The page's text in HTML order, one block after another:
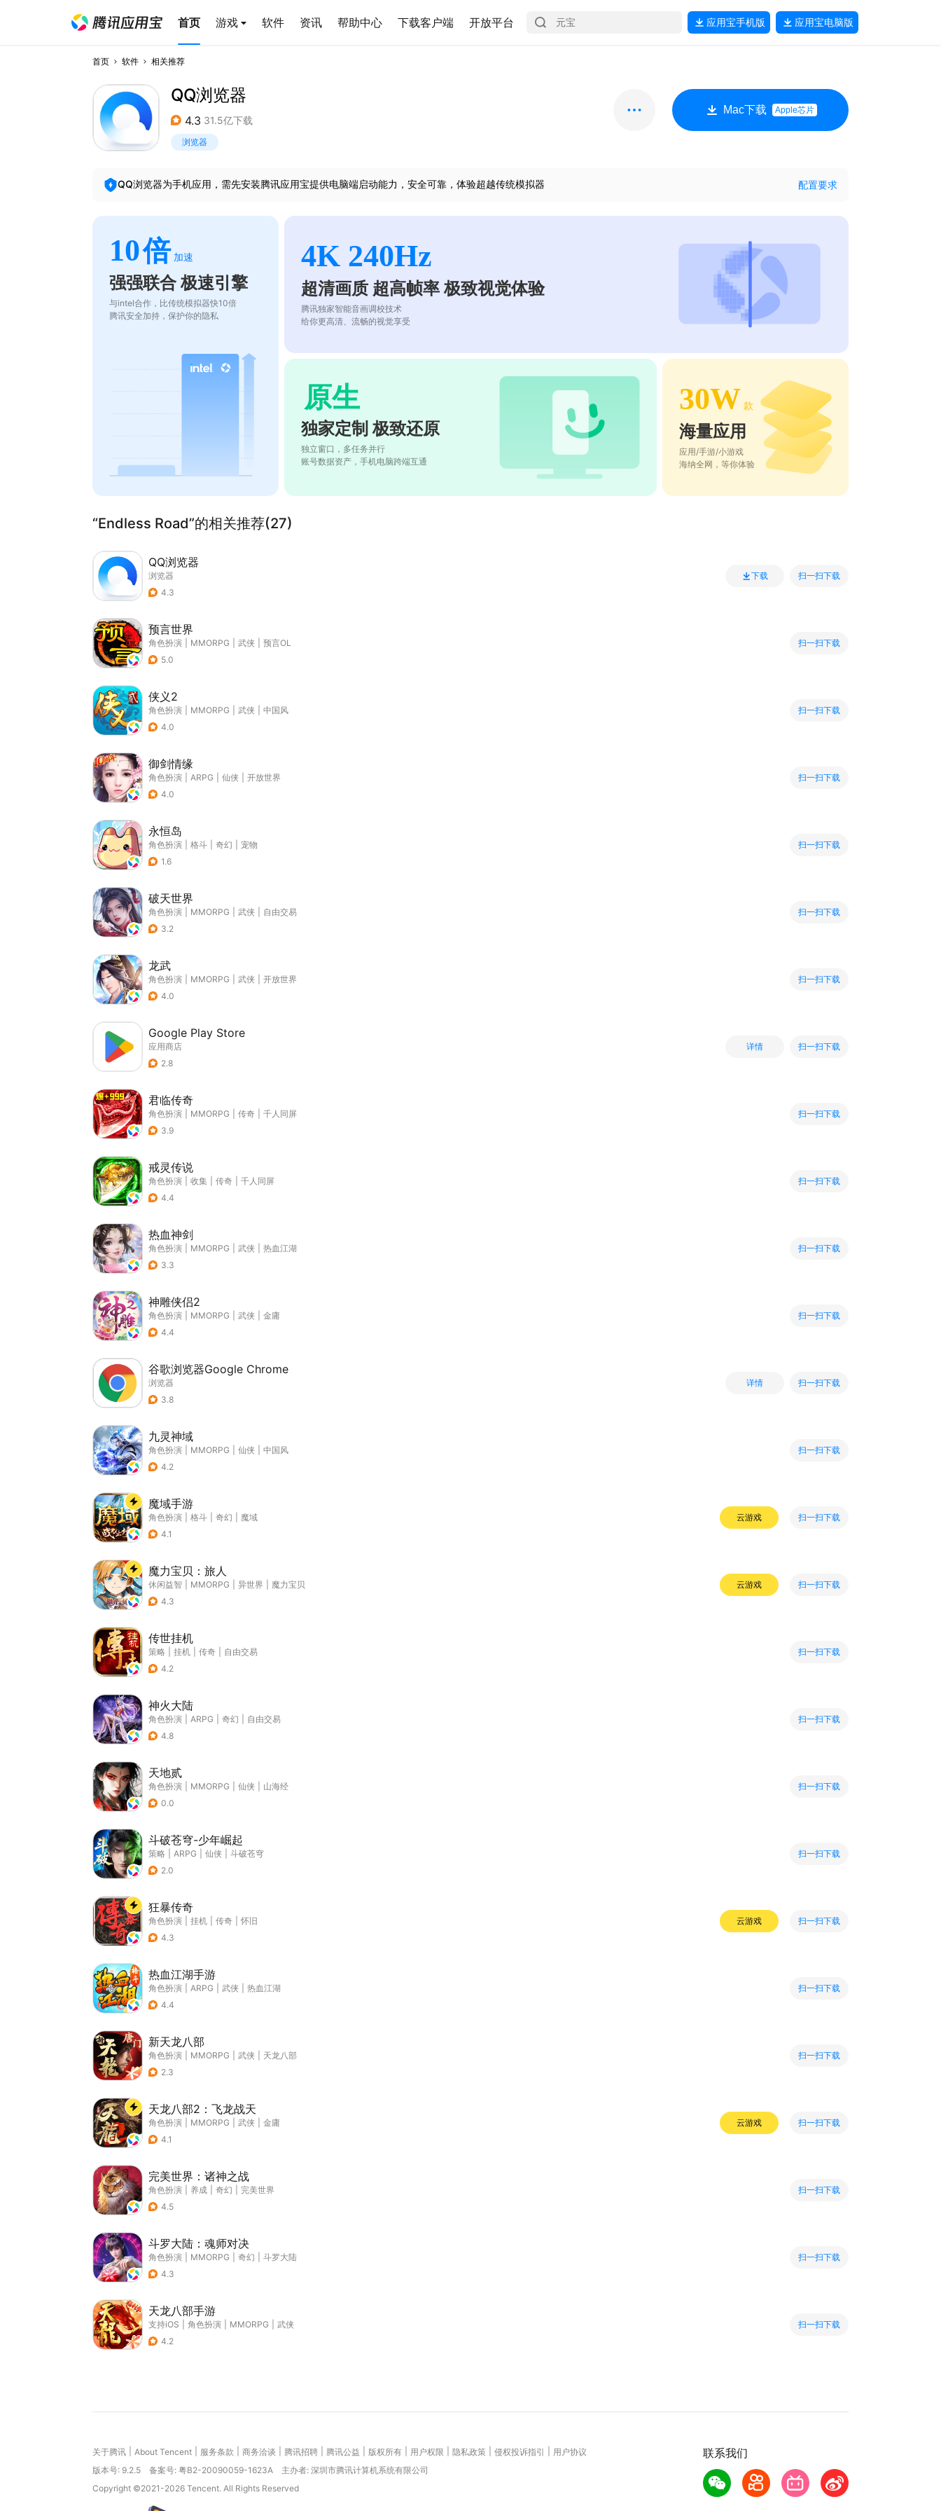
首页 游戏 软件 资讯 帮助中心 下载客户端 开放平台 应用宝手机版 应用宝电脑版
首页 软件 相关推荐
QQ浏览器
4.3 31.5亿下载
浏览器
Mac下载 Apple芯片
QQ浏览器为手机应用，需先安装腾讯应用宝提供电脑端启动能力，安全可靠，体验超越传统模拟器 配置要求
10倍 加速
强强联合 极速引擎
与intel合作，比传统模拟器快10倍
腾讯安全加持，保护你的隐私
4K 240Hz
超清画质 超高帧率 极致视觉体验
腾讯独家智能音画调校技术
给你更高清、流畅的视觉享受
原生
独家定制 极致还原
独立窗口，多任务并行
账号数据资产，手机电脑跨端互通
30W 款
海量应用
应用/手游/小游戏
海纳全网，等你体验
“Endless Road”的相关推荐(27)
QQ浏览器
浏览器
4.3
下载 扫一扫下载
预言世界
角色扮演 MMORPG 武侠
预言OL
5.0
扫一扫下载
侠义2
角色扮演 MMORPG 武侠
中国风
4.0
扫一扫下载
御剑情缘
角色扮演 ARPG 仙侠
开放世界
4.0
扫一扫下载
永恒岛
角色扮演 格斗 奇幻
宠物
1.6
扫一扫下载
破天世界
角色扮演 MMORPG 武侠
自由交易
3.2
扫一扫下载
龙武
角色扮演 MMORPG 武侠
开放世界
4.0
扫一扫下载
Google Play Store
应用商店
2.8
详情 扫一扫下载
君临传奇
角色扮演 MMORPG 传奇
千人同屏
3.9
扫一扫下载
戒灵传说
角色扮演 收集 传奇
千人同屏
4.4
扫一扫下载
热血神剑
角色扮演 MMORPG 武侠
热血江湖
3.3
扫一扫下载
神雕侠侣2
角色扮演 MMORPG 武侠
金庸
4.4
扫一扫下载
谷歌浏览器Google Chrome
浏览器
3.8
详情 扫一扫下载
九灵神域
角色扮演 MMORPG 仙侠
中国风
4.2
扫一扫下载
魔域手游
角色扮演 格斗 奇幻
魔域
4.1
云游戏 扫一扫下载
魔力宝贝：旅人
休闲益智 MMORPG 异世界
魔力宝贝
4.3
云游戏 扫一扫下载
传世挂机
策略 挂机 传奇
自由交易
4.2
扫一扫下载
神火大陆
角色扮演 ARPG 奇幻
自由交易
4.8
扫一扫下载
天地贰
角色扮演 MMORPG 仙侠
山海经
0.0
扫一扫下载
斗破苍穹-少年崛起
策略 ARPG 仙侠
斗破苍穹
2.0
扫一扫下载
狂暴传奇
角色扮演 挂机 传奇
怀旧
4.3
云游戏 扫一扫下载
热血江湖手游
角色扮演 ARPG 武侠
热血江湖
4.4
扫一扫下载
新天龙八部
角色扮演 MMORPG 武侠
天龙八部
2.3
扫一扫下载
天龙八部2：飞龙战天
角色扮演 MMORPG 武侠
金庸
4.1
云游戏 扫一扫下载
完美世界：诸神之战
角色扮演 养成 奇幻
完美世界
4.5
扫一扫下载
斗罗大陆：魂师对决
角色扮演 MMORPG 奇幻
斗罗大陆
4.3
扫一扫下载
天龙八部手游
支持iOS 角色扮演 MMORPG
武侠
4.2
扫一扫下载
联系我们
关于腾讯 About Tencent 服务条款 商务洽谈 腾讯招聘 腾讯公益 版权所有 用户权限 隐私政策 侵权投诉指引
用户协议
版本号: 9.2.5 备案号: 粤B2-20090059-1623A
主办者: 深圳市腾讯计算机系统有限公司
Copyright ©2021-2026 Tencent. All Rights Reserved